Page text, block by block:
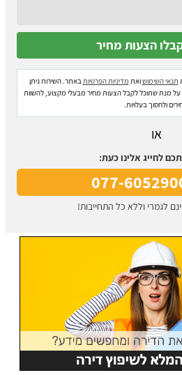
תנאי השימושואת מדיניות הפרטיותבאתר. השירות ניתן
על מנת שתוכל לקבל הצעות מחיר מבעלי מקצוע, להשוות
ולחסוך בעלויות.
או
לחייג אלינו כעת:
לגמרי וללא כל התחייבות!